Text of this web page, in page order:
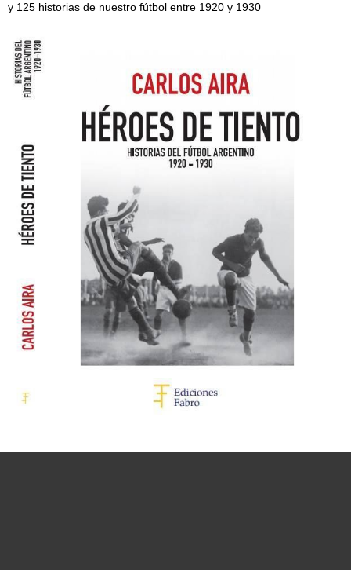
y 125 historias de nuestro fútbol entre 1920 y 1930